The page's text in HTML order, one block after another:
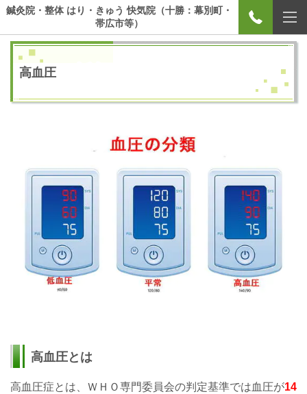
鍼灸院・整体 はり・きゅう 快気院（十勝：幕別町・
帯広市等）
高血圧
高血圧とは
高血圧症とは、ＷＨＯ専門委員会の判定基準では血圧が14